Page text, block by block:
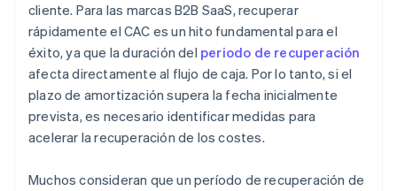
cliente. Para las marcas B2B SaaS, recuperar
rápidamente el CAC es un hito fundamental para el
éxito, ya que la duración del periodo de recuperación
afecta directamente al flujo de caja. Por lo tanto, si el
plazo de amortización supera la fecha inicialmente
prevista, es necesario identificar medidas para
acelerar la recuperación de los costes.
Muchos consideran que un período de recuperación de